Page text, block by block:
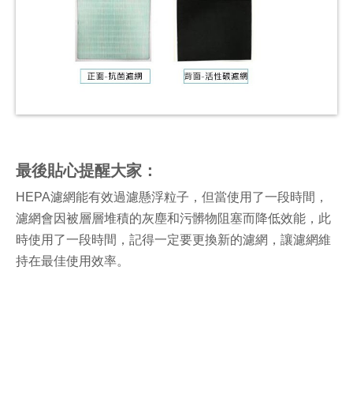
最後貼心提醒大家：
HEPA濾網能有效過濾懸浮粒子，但當使用了一段時間，
濾網會因被層層堆積的灰塵和污髒物阻塞而降低效能，此
時使用了一段時間，記得一定要更換新的濾網，讓濾網維
持在最佳使用效率。